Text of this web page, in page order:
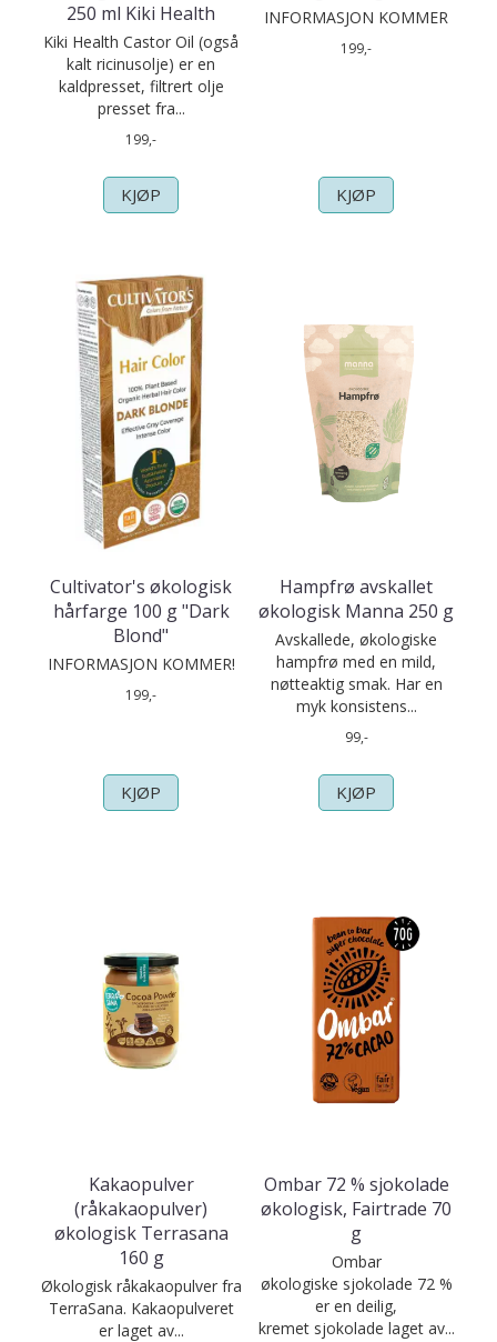
250 ml Kiki Health
Kiki Health Castor Oil (også
kalt ricinusolje) er en
kaldpresset, filtrert olje
presset fra...
199,-
KJØP
INFORMASJON KOMMER
199,-
KJØP
Cultivator's økologisk
hårfarge 100 g "Dark
Blond"
INFORMASJON KOMMER!
199,-
KJØP
Hampfrø avskallet
økologisk Manna 250 g
Avskallede, økologiske
hampfrø med en mild,
nøtteaktig smak. Har en
myk konsistens...
99,-
KJØP
Kakaopulver
(råkakaopulver)
økologisk Terrasana
160 g
​Økologisk råkakaopulver fra
TerraSana. Kakaopulveret
er laget av...
Ombar 72 % sjokolade
økologisk, Fairtrade 70
g
Ombar
økologiske sjokolade 72 %
er en deilig,
kremet sjokolade laget av...